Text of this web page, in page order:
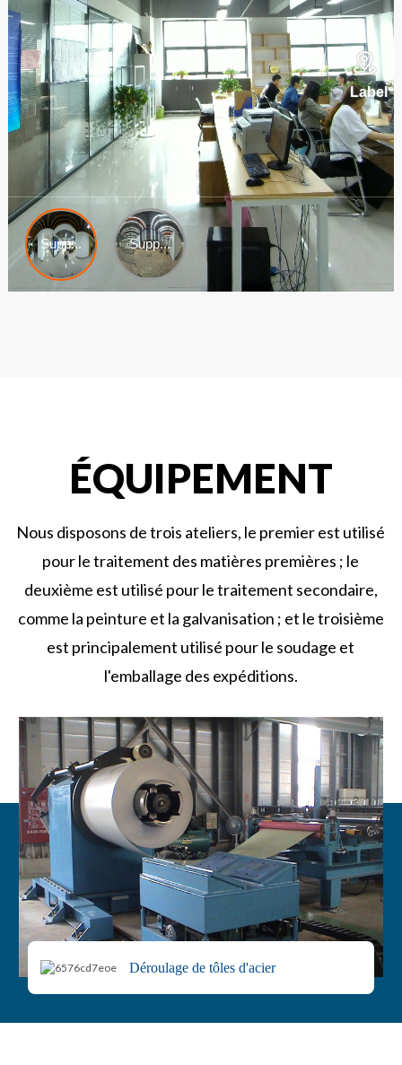
ÉQUIPEMENT
Nous disposons de trois ateliers, le premier est utilisé
pour le traitement des matières premières ; le
deuxième est utilisé pour le traitement secondaire,
comme la peinture et la galvanisation ; et le troisième
est principalement utilisé pour le soudage et
l'emballage des expéditions.
Déroulage de tôles d'acier